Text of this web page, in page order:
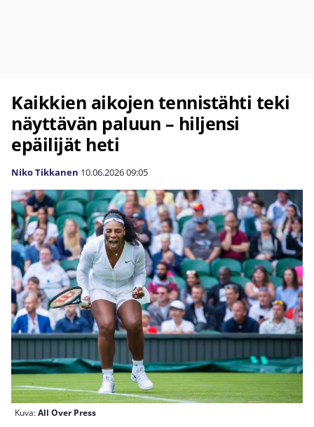
Kaikkien aikojen tennistähti teki
näyttävän paluun – hiljensi
epäilijät heti
Niko Tikkanen 10.06.202609:05
Kuva:All Over Press